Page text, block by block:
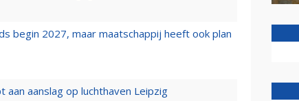
begin 2027, maar maatschappij heeft ook plan
aanslag op luchthaven Leipzig